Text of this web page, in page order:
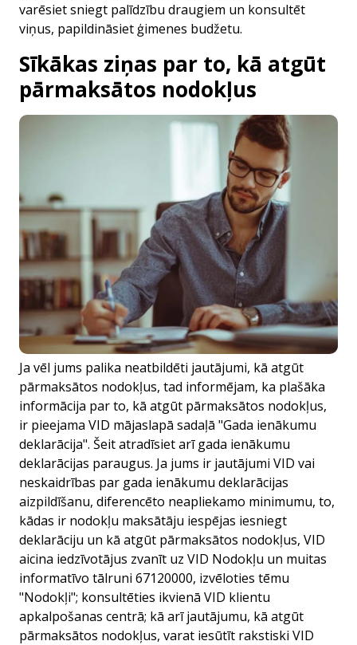
varēsiet sniegt palīdzību draugiem un konsultēt
viņus, papildināsiet ģimenes budžetu.
Sīkākas ziņas par to, kā atgūt
pārmaksātos nodokļus
Ja vēl jums palika neatbildēti jautājumi, kā atgūt
pārmaksātos nodokļus, tad informējam, ka plašāka
informācija par to, kā atgūt pārmaksātos nodokļus,
ir pieejama VID mājaslapā sadaļā "Gada ienākumu
deklarācija". Šeit atradīsiet arī gada ienākumu
deklarācijas paraugus. Ja jums ir jautājumi VID vai
neskaidrības par gada ienākumu deklarācijas
aizpildīšanu, diferencēto neapliekamo minimumu, to,
kādas ir nodokļu maksātāju iespējas iesniegt
deklarāciju un kā atgūt pārmaksātos nodokļus, VID
aicina iedzīvotājus zvanīt uz VID Nodokļu un muitas
informatīvo tālruni 67120000, izvēloties tēmu
"Nodokļi"; konsultēties ikvienā VID klientu
apkalpošanas centrā; kā arī jautājumu, kā atgūt
pārmaksātos nodokļus, varat iesūtīt rakstiski VID